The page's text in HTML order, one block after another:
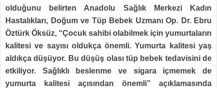
olduğunu belirten Anadolu Sağlık Merkezi Kadın
Hastalıkları, Doğum ve Tüp Bebek Uzmanı Op. Dr. Ebru
Öztürk Öksüz, “Çocuk sahibi olabilmek için yumurtaların
kalitesi ve sayısı oldukça önemli. Yumurta kalitesi yaş
aldıkça düşüyor. Bu düşüş olası tüp bebek tedavisini de
etkiliyor. Sağlıklı beslenme ve sigara içmemek de
yumurta kalitesi açısından önemli” açıklamasında